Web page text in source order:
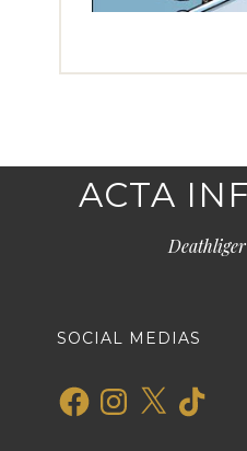
ACTA
SOCIAL MEDIAS
FacebookInstagram
X TikTok